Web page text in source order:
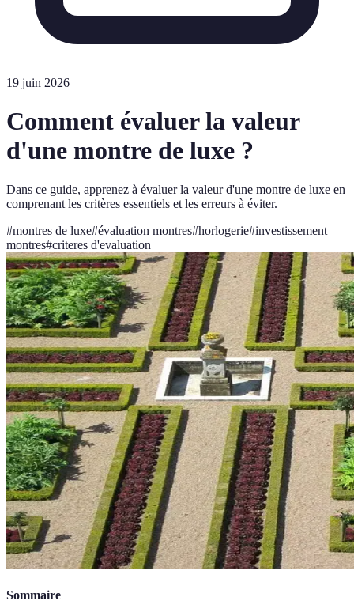
19 juin 2026
Comment évaluer la valeur
d'une montre de luxe ?
Dans ce guide, apprenez à évaluer la valeur d'une montre de luxe en
comprenant les critères essentiels et les erreurs à éviter.
#montres de luxe#évaluation montres#horlogerie#investissement
montres#criteres d'evaluation
Sommaire